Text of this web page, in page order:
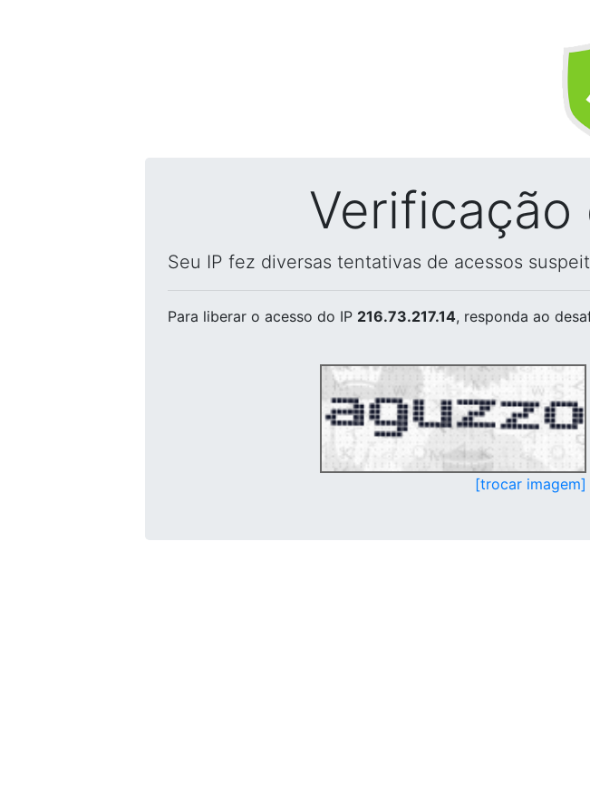
Verificação
Seu IP fez diversas tentativas de acessos
Para liberar o acesso do IP 216.73.217.14, responda ao
[trocar imagem]